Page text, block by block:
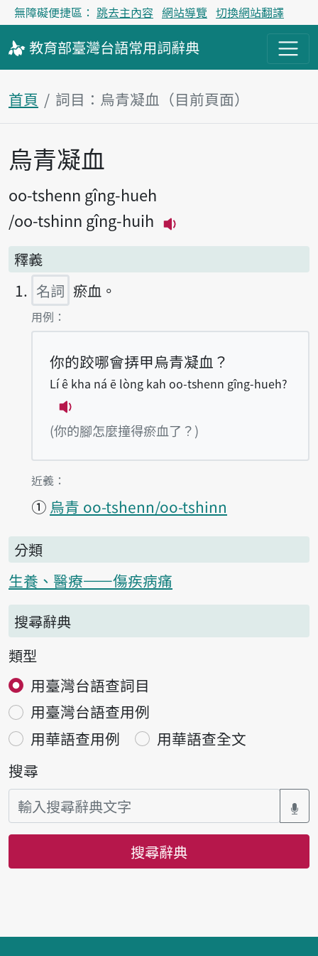
無障礙便捷區： 跳去主內容 網站導覽 切換網站翻譯
教育部臺灣台語常用詞辭典
首頁 詞目：烏青凝血（目前頁面）
主內容區塊
烏青凝血
oo-tshenn gîng-hueh
oo-tshinn gîng-huih
釋義
名詞 瘀血。
第1項釋義的
用例：
你的跤哪會挵甲烏青凝血？
Lí ê kha ná ē lòng kah oo-tshenn gîng-hueh?
播放例句Lí ê kha ná ē lòng kah oo-
(你的腳怎麼撞得瘀血了？)
第1項釋義的
近義：
① 烏青 oo-tshenn/oo-tshinn
分類
生養、醫療——傷疾病痛
搜尋辭典
類型
用臺灣台語查詞目
用臺灣台語查用例
用華語查用例
用華語查全文
搜尋
搜尋辭典